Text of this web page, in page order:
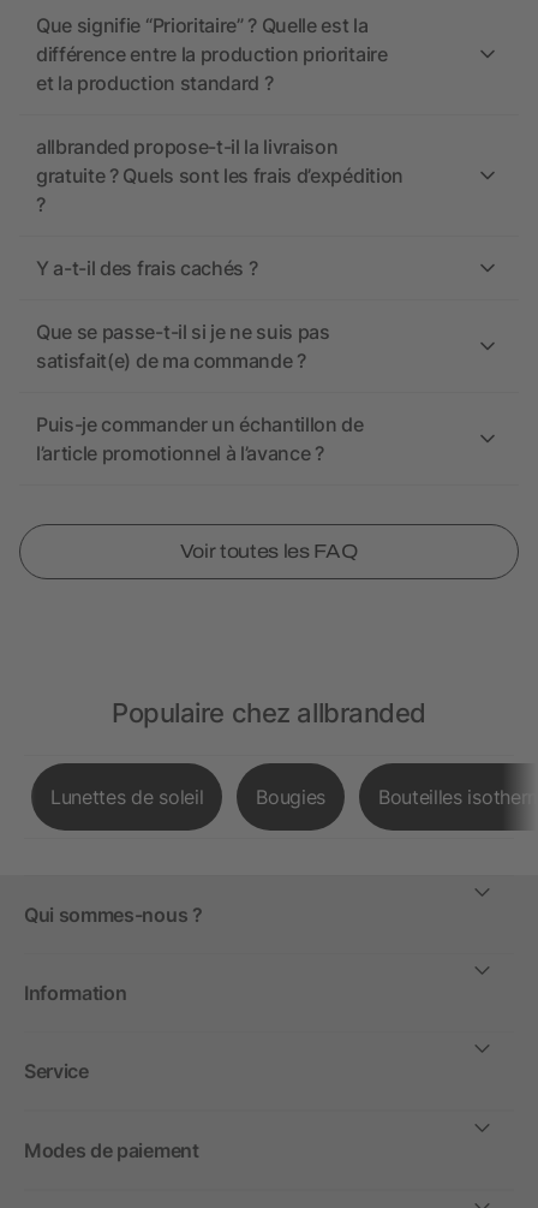
Que signifie “Prioritaire” ? Quelle est la
différence entre la production prioritaire
et la production standard ?
allbranded propose-t-il la livraison
gratuite ? Quels sont les frais d’expédition
?
Y a-t-il des frais cachés ?
Que se passe-t-il si je ne suis pas
satisfait(e) de ma commande ?
Puis-je commander un échantillon de
l’article promotionnel à l’avance ?
Voir toutes les FAQ
Populaire chez allbranded
Lunettes de soleil Bougies Bouteilles
Qui sommes-nous ?
Information
Service
Modes de paiement